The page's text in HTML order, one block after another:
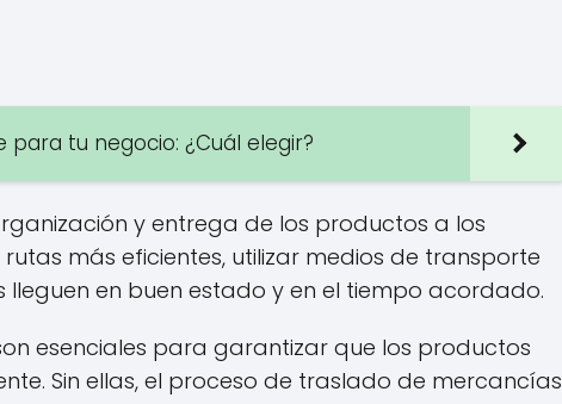
tu negocio: ¿Cuál elegir?
y entrega de los productos a los
más eficientes, utilizar medios de transporte
en buen estado y en el tiempo acordado.
esenciales para garantizar que los productos
Sin ellas, el proceso de traslado de mercancías